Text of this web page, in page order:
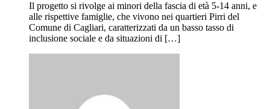
Il progetto si rivolge ai minori della fascia di età 5-14 anni, e
alle rispettive famiglie, che vivono nei quartieri Pirri del
Comune di Cagliari, caratterizzati da un basso tasso di
inclusione sociale e da situazioni di […]